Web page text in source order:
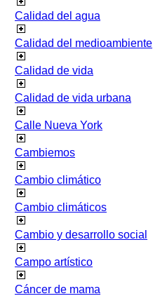
Calidad del agua
Calidad del medioambiente
Calidad de vida
Calidad de vida urbana
Calle Nueva York
Cambiemos
Cambio climático
Cambio climáticos
Cambio y desarrollo social
Campo artístico
Cáncer de mama